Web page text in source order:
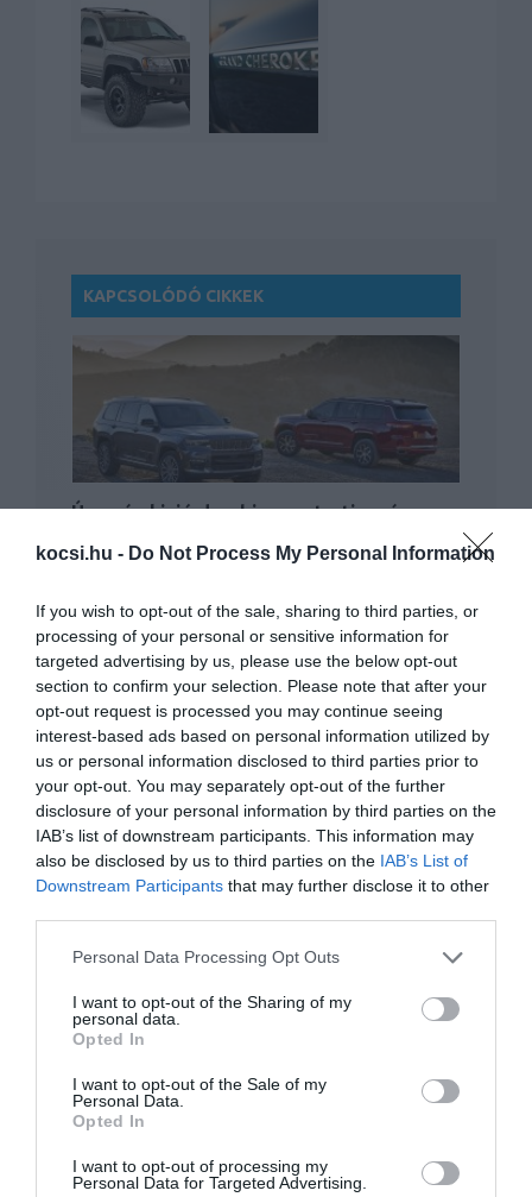
kocsi.hu - Do Not Process My Personal Information
If you wish to opt-out of the sale, sharing to third parties, or
processing of your personal or sensitive information for
targeted advertising by us, please use the below opt-out
section to confirm your selection. Please note that after your
opt-out request is processed you may continue seeing
interest-based ads based on personal information utilized by
us or personal information disclosed to third parties prior to
your opt-out. You may separately opt-out of the further
disclosure of your personal information by third parties on the
IAB’s list of downstream participants. This information may
also be disclosed by us to third parties on the IAB’s List of
Downstream Participants that may further disclose it to other
Please note that this website/app uses one or more Google
not limited to your visit or usage behaviour. You may click to
grant or deny consent to Google and its third-party tags to
use your data for below specified purposes in below Google
consent section.
Personal Data Processing Opt Outs
I want to opt-out of the Sharing of my
personal data.
Opted In
I want to opt-out of the Sale of my
Personal Data.
Opted In
I want to opt-out of processing my
Personal Data for Targeted Advertising.
KAPCSOLÓDÓ CIKKEK
Úgy néz ki, jó darabig megtartja még a
Jövőre jön a legújabb Jeep
Már légrugót is találhatunk a chiphiány
áldozatai között